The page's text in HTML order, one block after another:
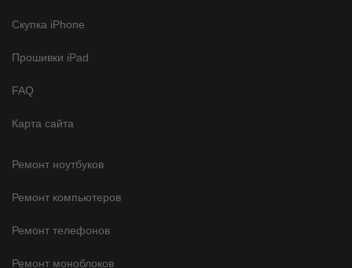
Скупка iPhone
Прошивки iPad
FAQ
Карта сайта
Ремонт ноутбуков
Ремонт компьютеров
Ремонт телефонов
Ремонт моноблоков